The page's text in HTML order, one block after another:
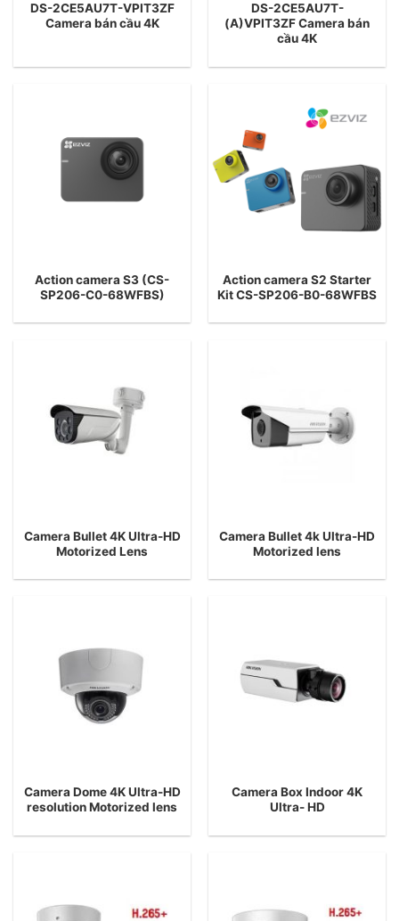
DS-2CE5AU7T-VPIT3ZF
Camera bán cầu 4K
DS-2CE5AU7T-
(A)VPIT3ZF Camera bán
cầu 4K
Action camera S3 (CS-
SP206-C0-68WFBS)
Action camera S2 Starter
Kit CS-SP206-B0-68WFBS
Camera Bullet 4K Ultra-HD
Motorized Lens
Camera Bullet 4k Ultra-HD
Motorized lens
Camera Dome 4K Ultra-HD
resolution Motorized lens
Camera Box Indoor 4K
Ultra- HD